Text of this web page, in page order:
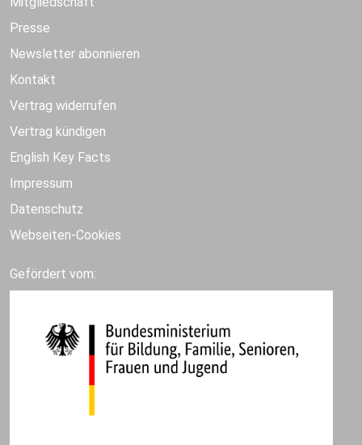
Presse
Newsletter abonnieren
Kontakt
Vertrag widerrufen
Vertrag kündigen
English Key Facts
Impressum
Datenschutz
Webseiten-Cookies
Gefördert vom: